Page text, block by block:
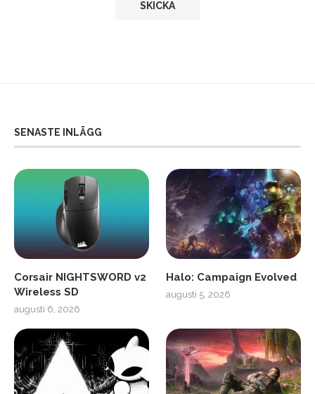
SENASTE INLÄGG
Corsair NIGHTSWORD v2
Wireless SD
augusti 6, 2026
Halo: Campaign Evolved
augusti 5, 2026